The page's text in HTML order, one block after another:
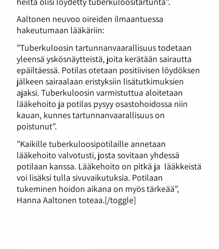
Aaltonen neuvoo oireiden ilmaantuessa
hakeutumaan lääkäriin:
”Tuberkuloosin tartunnanvaarallisuus todetaan
yleensä yskösnäytteistä, joita kerätään sairautta
epäiltäessä. Potilas otetaan positiivisen löydöksen
jälkeen sairaalaan eristyksiin lisätutkimuksien
ajaksi. Tuberkuloosin varmistuttua aloitetaan
lääkehoito ja potilas pysyy osastohoidossa niin
kauan, kunnes tartunnanvaarallisuus on
poistunut”.
”Kaikille tuberkuloosipotilaille annetaan
lääkehoito valvotusti, josta sovitaan yhdessä
potilaan kanssa. Lääkehoito on pitkä ja lääkkeistä
voi lisäksi tulla sivuvaikutuksia. Potilaan
tukeminen hoidon aikana on myös tärkeää”,
Hanna Aaltonen toteaa.[/toggle]